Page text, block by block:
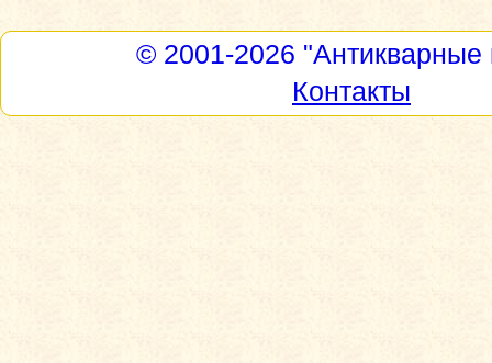
© 2001-2026 "Антикварные
Контакты